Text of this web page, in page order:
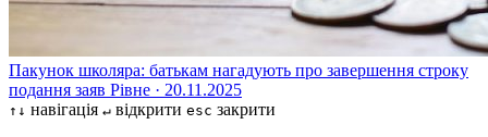
Пакунок школяра: батькам нагадують про завершення строку
подання заяв Рівне · 20.11.2025
↑↓ навігація ↵ відкрити esc закрити